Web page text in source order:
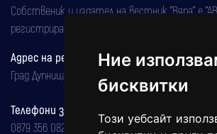
Ние
бисквитки
Този уебсайт
Собственик и издател на вестник "Вяра" е
регистрирана на 08.05.2002 година.
Адрес на редакцията
Град Дупница, ул.''Христо Ботев" 43
Телефони за реклама и абонаменти
0879 356 082